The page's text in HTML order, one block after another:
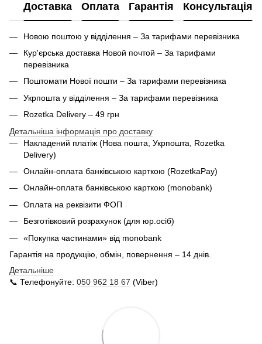
Доставка Оплата Гарантія Консультація
Новою поштою у відділення – За тарифами перевізника
Кур'єрська доставка Новой почтой – За тарифами
перевізника
Поштомати Нової пошти – За тарифами перевізника
Укрпошта у відділення – За тарифами перевізника
Rozetka Delivery – 49 грн
Детальніша інформація про доставку
Накладений платіж (Нова пошта, Укрпошта, Rozetka
Delivery)
Онлайн-оплата банківською карткою (RozetkaPay)
Онлайн-оплата банківською карткою (monobank)
Оплата на реквізити ФОП
Безготівковий розрахунок (для юр.осіб)
«Покупка частинами» від monobank
Гарантія на продукцію, обмін, повернення – 14 днів.
Детальніше
📞 Телефонуйте: 050 962 18 67 (Viber)